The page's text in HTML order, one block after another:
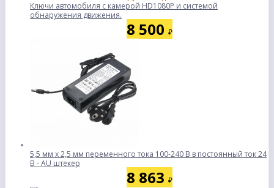
Ключи автомобиля с камерой HD1080P и системой
обнаружения движения.
8 500 ₽
5,5 мм х 2,5 мм переменного тока 100-240 В в постоянный ток 24
В - AU штекер
8 863 ₽